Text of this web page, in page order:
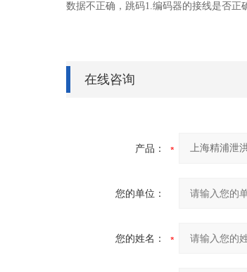
数据不正确，跳码1.编码器的接线是否正
在线咨询
产品：
您的单位：
您的姓名：